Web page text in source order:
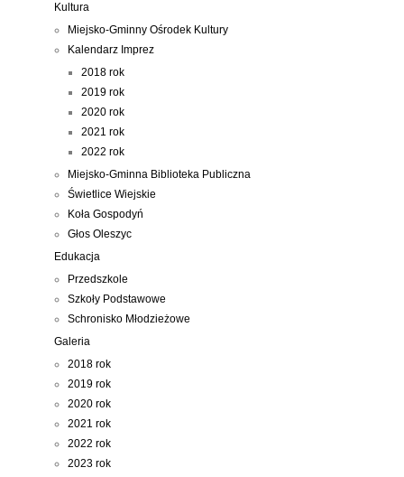
Kultura
Miejsko-Gminny Ośrodek Kultury
Kalendarz Imprez
2018 rok
2019 rok
2020 rok
2021 rok
2022 rok
Miejsko-Gminna Biblioteka Publiczna
Świetlice Wiejskie
Koła Gospodyń
Głos Oleszyc
Edukacja
Przedszkole
Szkoły Podstawowe
Schronisko Młodzieżowe
Galeria
2018 rok
2019 rok
2020 rok
2021 rok
2022 rok
2023 rok